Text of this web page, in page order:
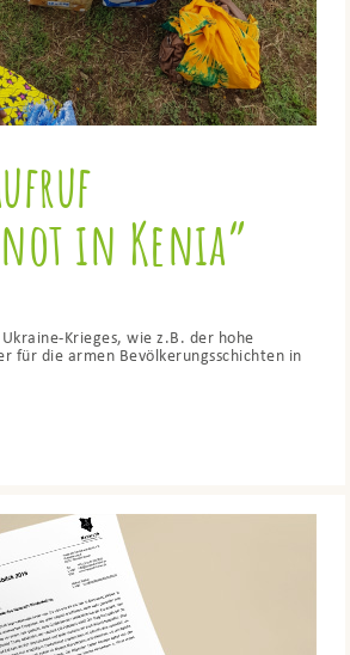
in Kenia”
Krieges, wie z.B. der hohe
für die armen Bevölkerungsschichten in